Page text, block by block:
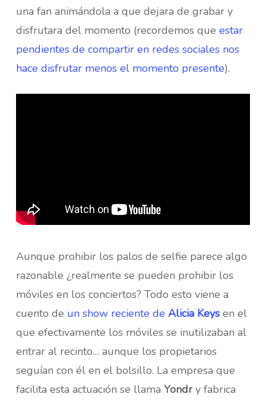
una fan animándola a que dejara de grabar y
disfrutara del momento (recordemos que estar
pendientes de compartir en redes sociales nos
hace disfrutar menos el momento presente).
Aunque prohibir los palos de selfie parece algo
razonable ¿realmente se pueden prohibir los
móviles en los conciertos? Todo esto viene a
cuento de un show reciente de Alicia Keysen el
que efectivamente los móviles se inutilizaban al
entrar al recinto… aunque los propietarios
seguían con él en el bolsillo. La empresa que
facilita esta actuación se llama Yondry fabrica